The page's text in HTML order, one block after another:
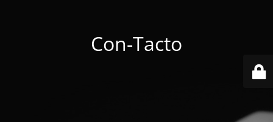
Con-Tacto